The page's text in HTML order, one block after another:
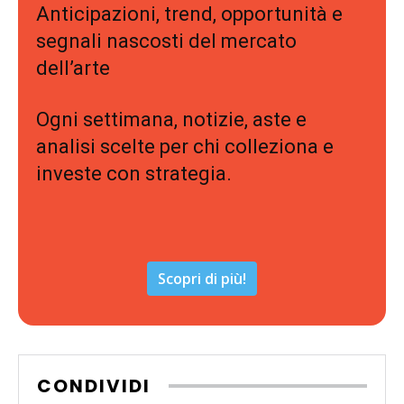
Anticipazioni, trend, opportunità e
segnali nascosti del mercato
dell’arte
Ogni settimana, notizie, aste e
analisi scelte per chi colleziona e
investe con strategia.
Scopri di più!
CONDIVIDI